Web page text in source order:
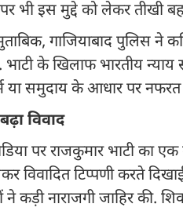
भी इस मुद्दे को लेकर तीखी
मुताबिक, गाजियाबाद पुलिस
भाटी के खिलाफ भारतीय
या समुदाय के आधार पर
विवाद
पर राजकुमार भाटी का
विवादित टिप्पणी करते
कड़ी नाराजगी जाहिर की.